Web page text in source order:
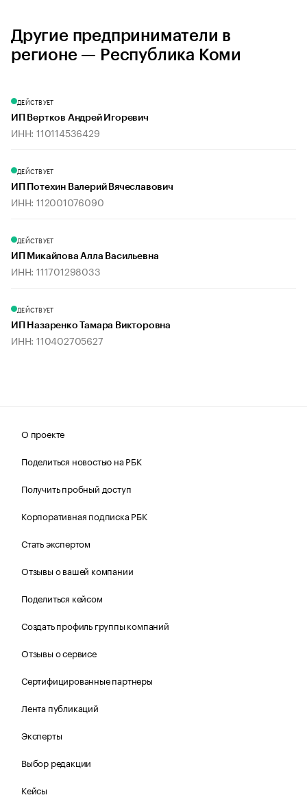
Другие предприниматели в
регионе — Республика Коми
ДЕЙСТВУЕТ
ИП Вертков Андрей Игоревич
ИНН: 110114536429
ДЕЙСТВУЕТ
ИП Потехин Валерий Вячеславович
ИНН: 112001076090
ДЕЙСТВУЕТ
ИП Микайлова Алла Васильевна
ИНН: 111701298033
ДЕЙСТВУЕТ
ИП Назаренко Тамара Викторовна
ИНН: 110402705627
О проекте
Поделиться новостью на РБК
Получить пробный доступ
Корпоративная подписка РБК
Стать экспертом
Отзывы о вашей компании
Поделиться кейсом
Создать профиль группы компаний
Отзывы о сервисе
Сертифицированные партнеры
Лента публикаций
Эксперты
Выбор редакции
Кейсы